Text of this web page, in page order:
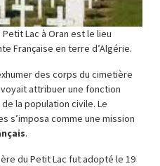
Lac à Oran est le lieu
Française en terre d’Algérie.
des corps du cimetière
attribuer une fonction
la population civile. Le
s’imposa comme une mission
.
du Petit Lac fut adopté le 19